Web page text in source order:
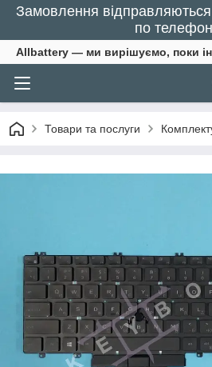
Замовлення
по
Allbattery — ми вирішуємо, поки
Товари та послуги